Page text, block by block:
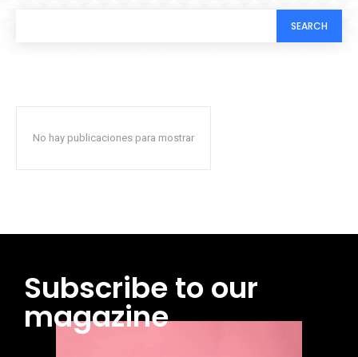
SEARCH
No hay publicaciones para mostrar
Subscribe to our
magazine